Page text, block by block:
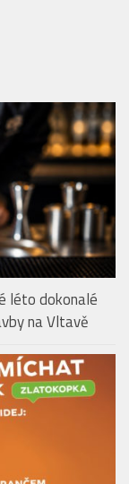
léto dokonalé
na Vltavě